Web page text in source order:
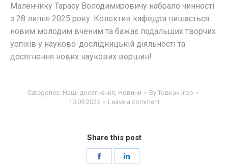
Маленчику Тарасу Володимировичу набрало чинності
з 28 липня 2025 року. Колектив кафедри пишається
новим молодим вченим та бажає подальших творчих
успіхів у науково-дослідницькій діяльності та
досягнення нових наукових вершин!
Categories: Наші досягнення Новини By Товкач Ігор
10.09.2025
Leave a comment
Share this post